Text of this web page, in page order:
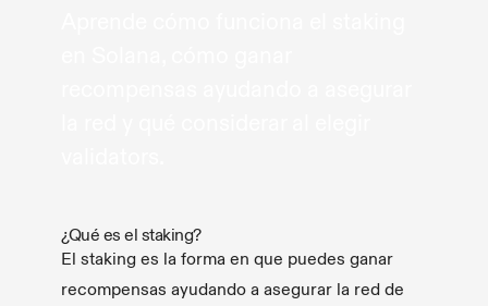
¿Qué es el staking?
El staking es la forma en que puedes ganar
recompensas ayudando a asegurar la red de